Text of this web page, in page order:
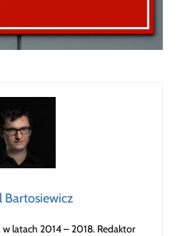
Bartosiewicz
w latach 2014 – 2018. Redaktor